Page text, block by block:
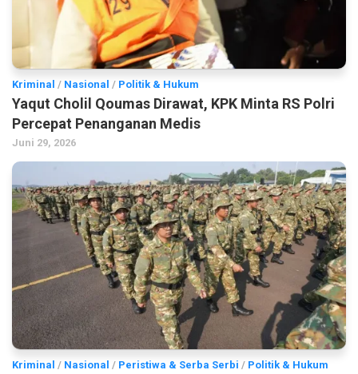
Kriminal / Nasional / Politik & Hukum
Yaqut Cholil Qoumas Dirawat, KPK Minta RS Polri
Percepat Penanganan Medis
Juni 29, 2026
Kriminal / Nasional / Peristiwa & Serba Serbi / Politik & Hukum